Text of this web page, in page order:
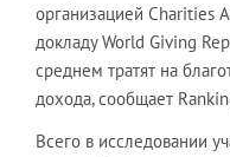
организацией Charities
докладу World Giving
среднем тратят на
дохода, сообщает
Всего в исследовании